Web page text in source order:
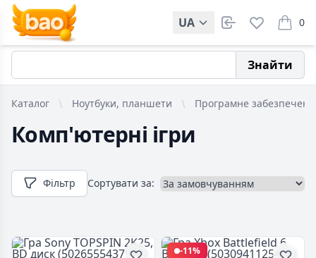
UA 0
items
Знайти
Каталог Ноутбуки, планшети Програмне
Комп'ютерні ігри
Фільтр Сортувати за:
-11%